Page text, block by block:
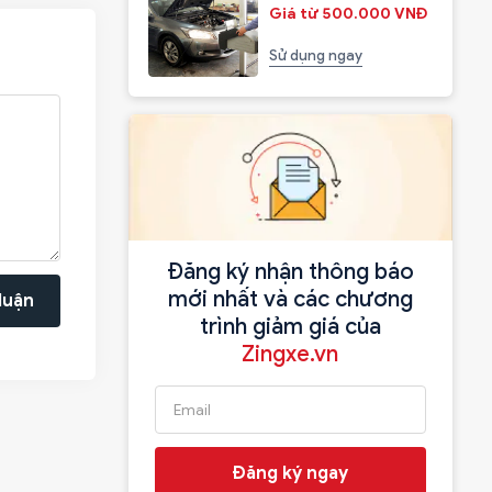
Giá từ 500.000 VNĐ
Sử dụng ngay
Đăng ký nhận thông báo
mới nhất và các chương
trình giảm giá của
Zingxe.vn
Đăng ký ngay